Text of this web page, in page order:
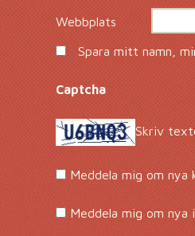
Webbplats
Spara mitt namn,
Captcha*
Skriv
Meddela mig om nya
Meddela mig om nya